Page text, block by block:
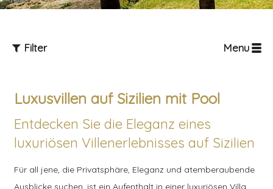
Filter Menu
Gäste
Luxusvillen auf Sizilien mit Pool
Entdecken Sie die Eleganz eines
luxuriösen Villenerlebnisses auf Sizilien
Für all jene, die Privatsphäre, Eleganz und atemberaubende
Ausblicke suchen, ist ein Aufenthalt in einer luxuriösen Villa